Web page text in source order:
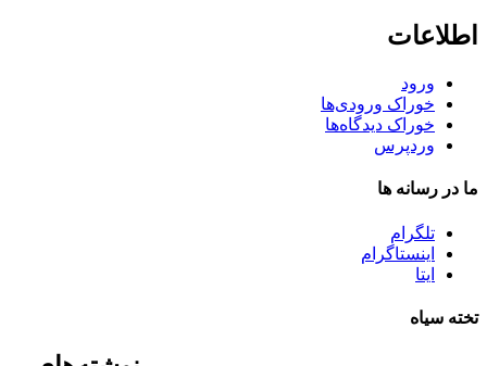
اطلاعات
ورود
خوراک ورودی‌ها
خوراک دیدگاه‌ها
وردپرس
ما در رسانه ها
تلگرام
اینستاگرام
ایتا
تخته سیاه